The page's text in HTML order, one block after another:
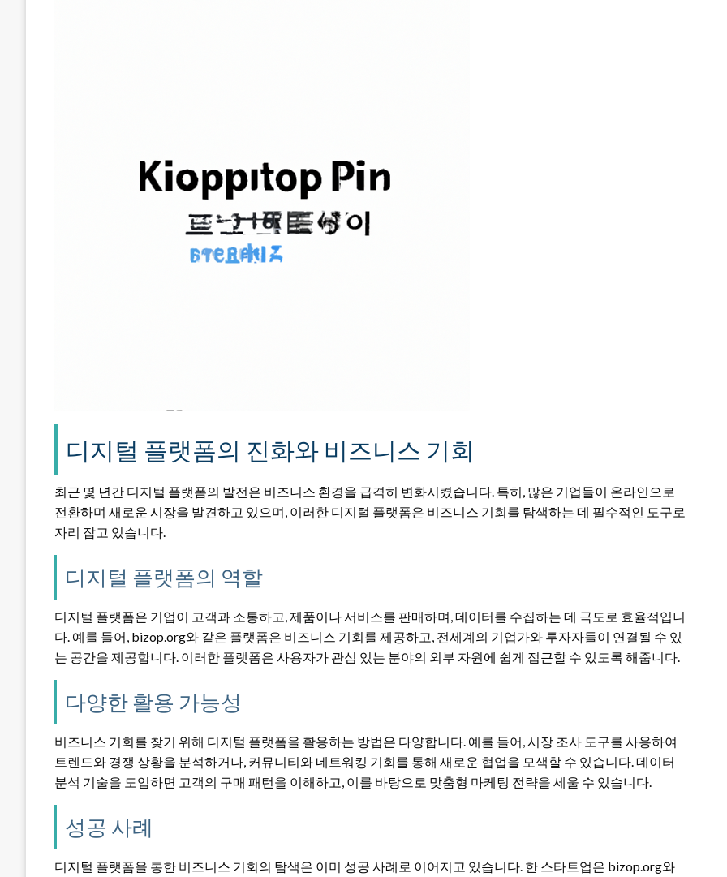
디지털 플랫폼의 진화와 비즈니스 기회
최근 몇 년간 디지털 플랫폼의 발전은 비즈니스 환경을 급격히 변화시켰습니다. 특히, 많은 기업들이 온라인으로
전환하며 새로운 시장을 발견하고 있으며, 이러한 디지털 플랫폼은 비즈니스 기회를 탐색하는 데 필수적인 도구로
자리 잡고 있습니다.
디지털 플랫폼의 역할
디지털 플랫폼은 기업이 고객과 소통하고, 제품이나 서비스를 판매하며, 데이터를 수집하는 데 극도로 효율적입니
다. 예를 들어, bizop.org와 같은 플랫폼은 비즈니스 기회를 제공하고, 전세계의 기업가와 투자자들이 연결될 수 있
는 공간을 제공합니다. 이러한 플랫폼은 사용자가 관심 있는 분야의 외부 자원에 쉽게 접근할 수 있도록 해줍니다.
다양한 활용 가능성
비즈니스 기회를 찾기 위해 디지털 플랫폼을 활용하는 방법은 다양합니다. 예를 들어, 시장 조사 도구를 사용하여
트렌드와 경쟁 상황을 분석하거나, 커뮤니티와 네트워킹 기회를 통해 새로운 협업을 모색할 수 있습니다. 데이터
분석 기술을 도입하면 고객의 구매 패턴을 이해하고, 이를 바탕으로 맞춤형 마케팅 전략을 세울 수 있습니다.
성공 사례
디지털 플랫폼을 통한 비즈니스 기회의 탐색은 이미 성공 사례로 이어지고 있습니다. 한 스타트업은 bizop.org와